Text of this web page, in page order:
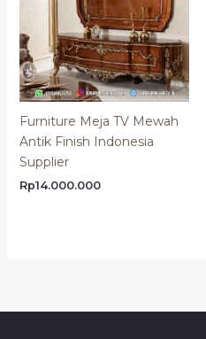
Furniture Meja TV Mewah
Antik Finish Indonesia
Supplier
Rp14.000.000